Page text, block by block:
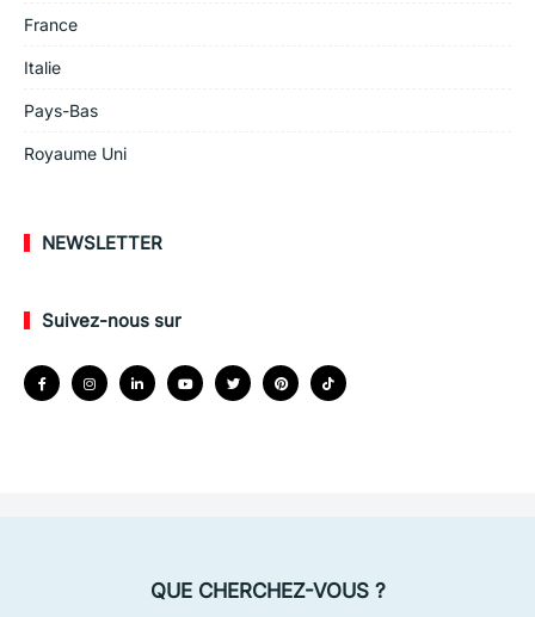
France
Italie
Pays-Bas
Royaume Uni
NEWSLETTER
Suivez-nous sur
QUE CHERCHEZ-VOUS ?